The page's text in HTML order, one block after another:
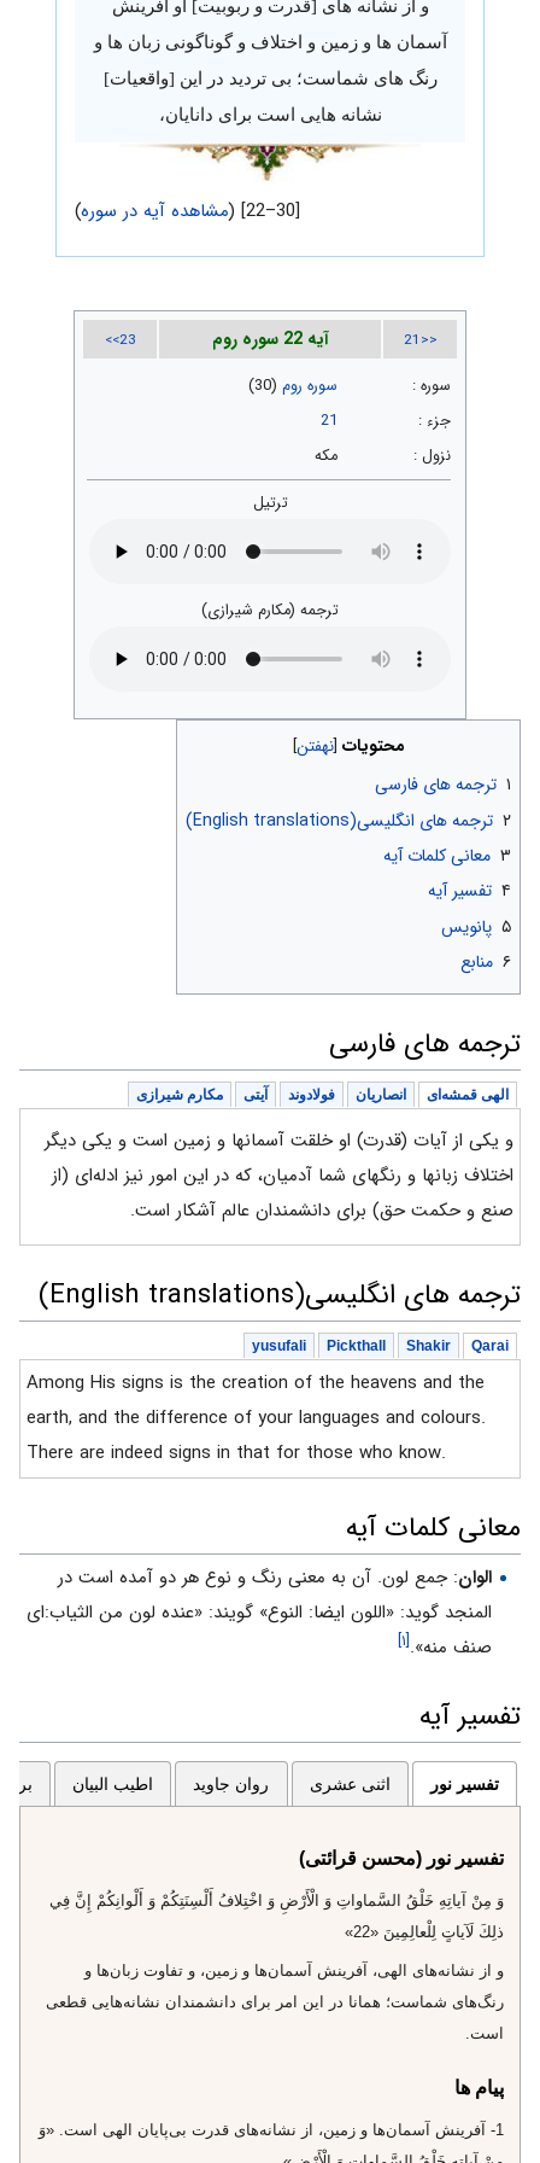
و از نشانه های [قدرت و ربوبیت] او آفرینش
آسمان ها و زمین و اختلاف و گوناگونی زبان ها و
رنگ های شماست؛ بی تردید در این [واقعیات]
نشانه هایی است برای دانایان،
[30–22] ( مشاهده آیه در سوره)
<<21 آیه 22 سوره روم 23>>
سوره : سوره روم (30)
جزء :
21
نزول :
مکه
ترتیل
ترجمه (مکارم شیرازی)
محتویات
۱ ترجمه های فارسی
۲ ترجمه های انگلیسی(English translations)
۳ معانی کلمات آیه
۴ تفسیر آیه
۵ پانویس
۶ منابع
ترجمه های فارسی
الهی قمشه‌ای انصاریان فولادوند آیتی مکارم شیرازی
و یکی از آیات (قدرت) او خلقت آسمانها و زمین است و یکی دیگر
اختلاف زبانها و رنگهای شما آدمیان، که در این امور نیز ادله‌ای (از
صنع و حکمت حق) برای دانشمندان عالم آشکار است.
ترجمه های انگلیسی(English translations)
Qarai
Shakir
Pickthall
yusufali
Among His signs is the creation of the heavens and the
earth, and the difference of your languages and colours.
There are indeed signs in that for those who know.
معانی کلمات آیه
الوان: جمع لون. آن به معنى رنگ و نوع هر دو آمده است در
المنجد گويد: «اللون ايضا: النوع» گويند: «عنده لون من الثياب:اى
صنف منه».[۱]
تفسیر آیه
تفسیر نور اثنی عشری روان جاوید اطیب البیان
تفسیر نور (محسن قرائتی)
وَ مِنْ آياتِهِ خَلْقُ السَّماواتِ وَ الْأَرْضِ وَ اخْتِلافُ أَلْسِنَتِكُمْ وَ أَلْوانِكُمْ إِنَّ فِي
ذلِكَ لَآياتٍ لِلْعالِمِينَ «22»
و از نشانه‌هاى الهى، آفرينش آسمان‌ها و زمين، و تفاوت زبان‌ها و
رنگ‌هاى شماست؛ همانا در اين امر براى دانشمندان نشانه‌هايى قطعى
است.
پیام ها
1- آفرينش آسمان‌ها و زمين، از نشانه‌هاى قدرت بى‌پايان الهى است. «وَ